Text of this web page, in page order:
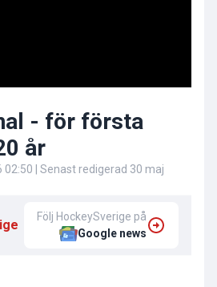
- för första
år
02:50 | Senast redigerad 30 maj
Följ HockeySverige på
Google news